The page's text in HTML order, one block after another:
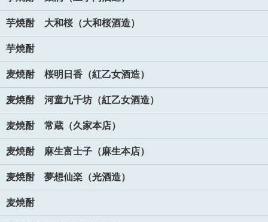
芋焼酎 大和桜（大和桜酒造）
芋焼酎
麦焼酎 桜明日香（紅乙女酒造）
麦焼酎 河童九千坊（紅乙女酒造）
麦焼酎 常蔵（久家本店）
麦焼酎 麻生富士子（麻生本店）
麦焼酎 夢想仙楽（光酒造）
麦焼酎